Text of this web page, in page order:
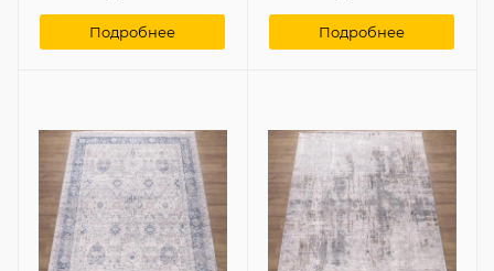
Подробнее Подробнее